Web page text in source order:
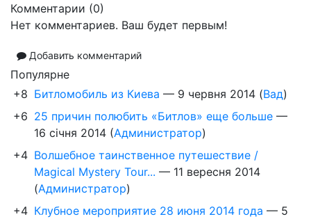
Комментарии (0)
Нет комментариев. Ваш будет первым!
Добавить комментарий
Популярне
+8 Битломобиль из Киева — 9 червня 2014 (Вад)
+6 25 причин полюбить «Битлов» еще больше —
16 січня 2014 (Администратор)
+4 Волшебное таинственное путешествие /
Magical Mystery Tour... — 11 вересня 2014
(Администратор)
+4 Клубное мероприятие 28 июня 2014 года — 5